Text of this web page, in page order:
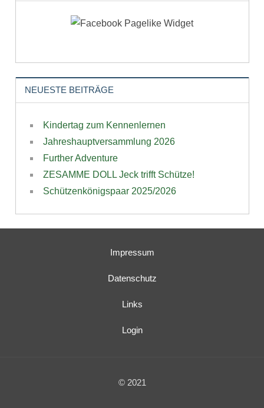
NEUESTE BEITRÄGE
Kindertag zum Kennenlernen
Jahreshauptversammlung 2026
Further Adventure
ZESAMME DOLL Jeck trifft Schütze!
Schützenkönigspaar 2025/2026
Impressum
Datenschutz
Links
Login
© 2021